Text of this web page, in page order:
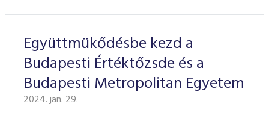
Együttmükődésbe kezd a
Budapesti Értéktőzsde és a
Budapesti Metropolitan Egyetem
2024. jan. 29.